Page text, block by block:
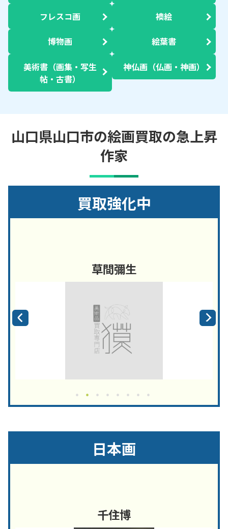
フレスコ画 襖絵
博物画 絵葉書
美術書（画集・写生
帖・古書）
神仏画（仏画・神画）
山口県山口市の絵画買取の急上昇
作家
買取強化中
草間彌生
日本画
千住博